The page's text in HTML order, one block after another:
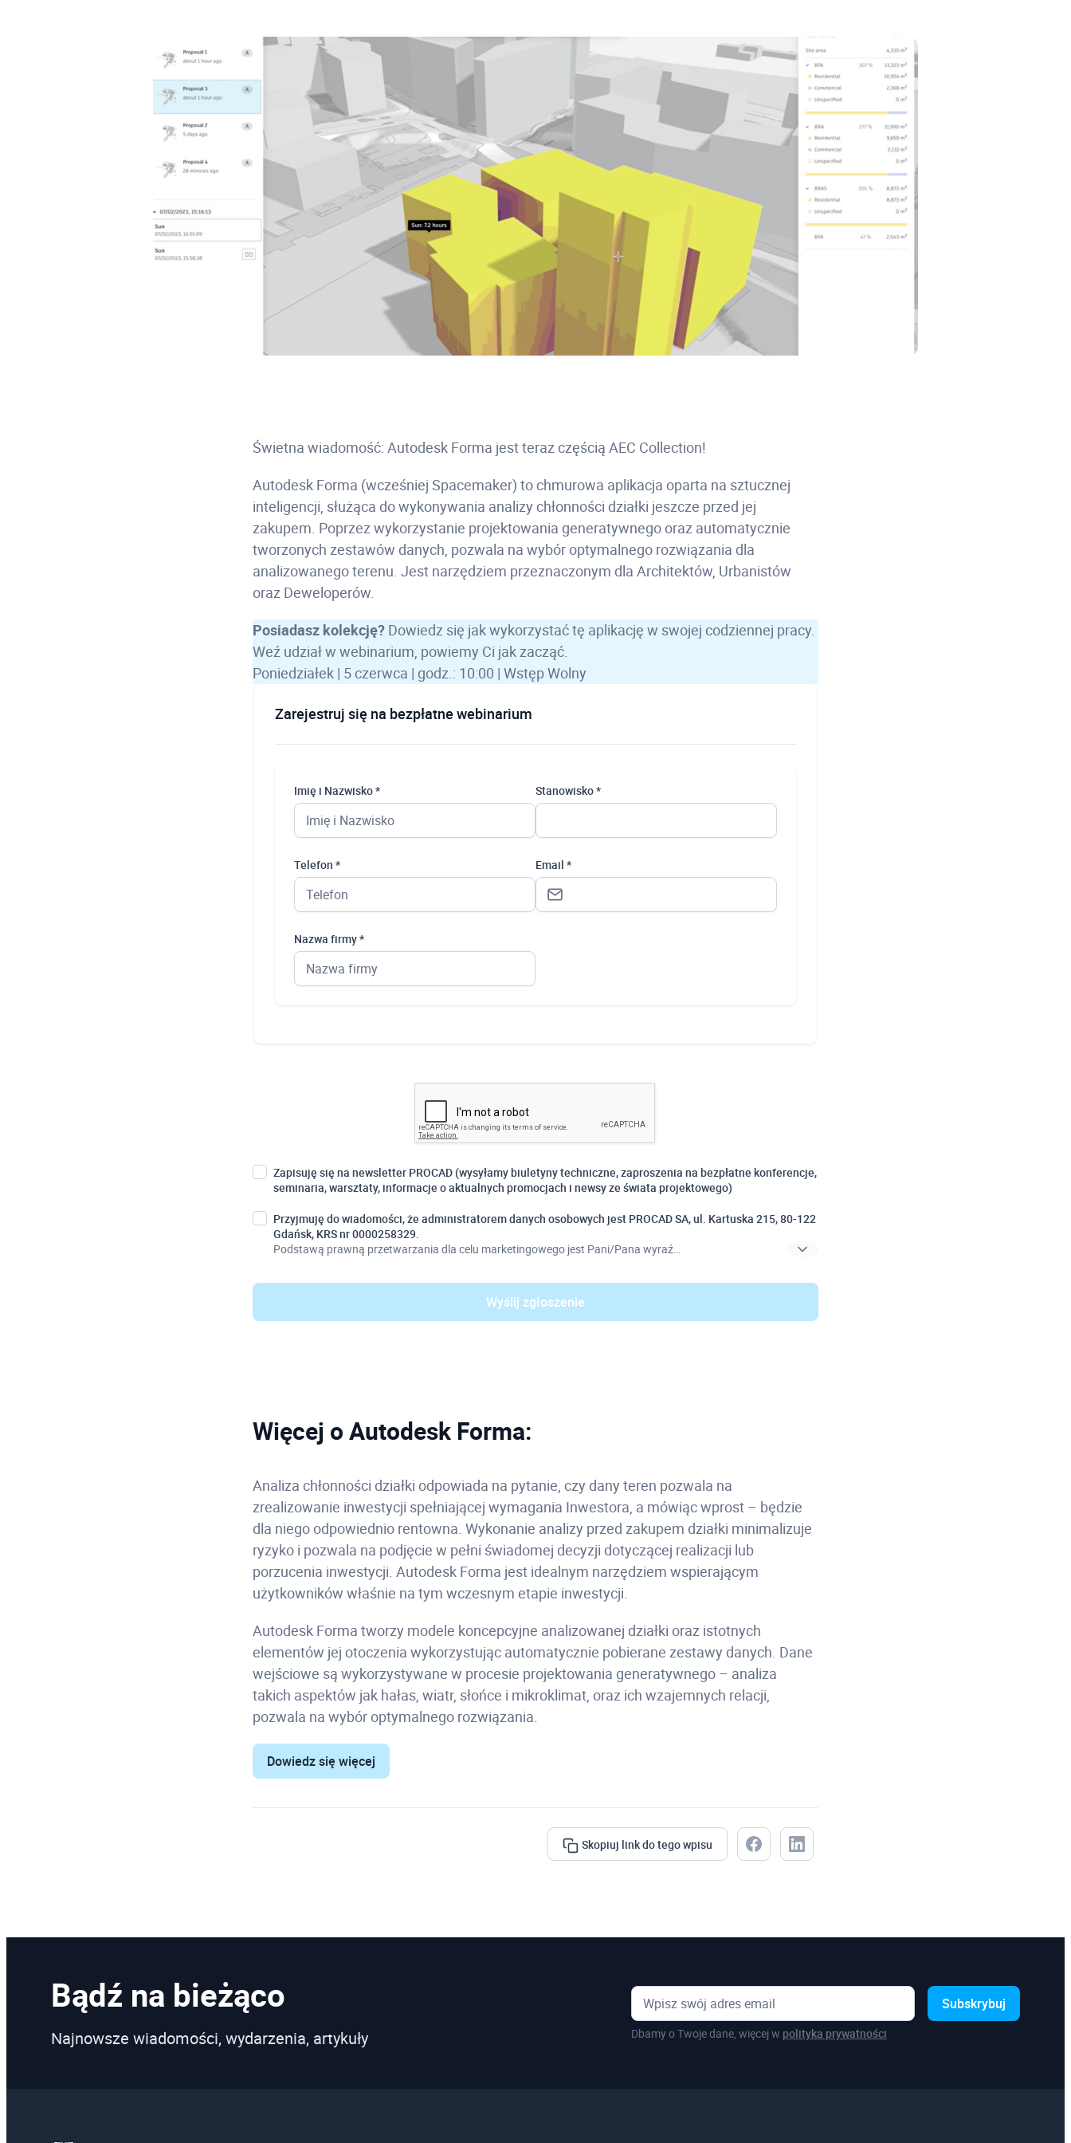
Świetna wiadomość: Autodesk Forma jest teraz częścią AEC Collection!
Autodesk Forma (wcześniej Spacemaker) to chmurowa aplikacja oparta na sztucznej
inteligencji, służąca do wykonywania analizy chłonności działki jeszcze przed jej
zakupem. Poprzez wykorzystanie projektowania generatywnego oraz automatycznie
tworzonych zestawów danych, pozwala na wybór optymalnego rozwiązania dla
analizowanego terenu. Jest narzędziem przeznaczonym dla Architektów, Urbanistów
oraz Deweloperów.
Posiadasz kolekcję? Dowiedz się jak wykorzystać tę aplikację w swojej codziennej pracy.
Weź udział w webinarium, powiemy Ci jak zacząć.
Poniedziałek | 5 czerwca | godz.: 10:00 | Wstęp Wolny
Zarejestruj się na bezpłatne webinarium
Imię i Nazwisko * Stanowisko *
Telefon * Email *
Nazwa firmy *
Zapisuję się na newsletter PROCAD (wysyłamy biuletyny techniczne, zaproszenia na bezpłatne konferencje,
seminaria, warsztaty, informacje o aktualnych promocjach i newsy ze świata projektowego)
Przyjmuję do wiadomości, że administratorem danych osobowych jest PROCAD SA, ul. Kartuska 215, 80-122
Gdańsk, KRS nr 0000258329.
Podstawą prawną przetwarzania dla celu marketingowego jest Pani/Pana wyraź…
Wyślij zgłoszenie
Więcej o Autodesk Forma:
Analiza chłonności działki odpowiada na pytanie, czy dany teren pozwala na
zrealizowanie inwestycji spełniającej wymagania Inwestora, a mówiąc wprost – będzie
dla niego odpowiednio rentowna. Wykonanie analizy przed zakupem działki minimalizuje
ryzyko i pozwala na podjęcie w pełni świadomej decyzji dotyczącej realizacji lub
porzucenia inwestycji. Autodesk Forma jest idealnym narzędziem wspierającym
użytkowników właśnie na tym wczesnym etapie inwestycji.
Autodesk Forma tworzy modele koncepcyjne analizowanej działki oraz istotnych
elementów jej otoczenia wykorzystując automatycznie pobierane zestawy danych. Dane
wejściowe są wykorzystywane w procesie projektowania generatywnego – analiza
takich aspektów jak hałas, wiatr, słońce i mikroklimat, oraz ich wzajemnych relacji,
pozwala na wybór optymalnego rozwiązania.
Dowiedz się więcej
Skopiuj link do tego wpisu
Bądź na bieżąco
Najnowsze wiadomości, wydarzenia, artykuły
Subskrybuj
Dbamy o Twoje dane, więcej w polityka prywatności